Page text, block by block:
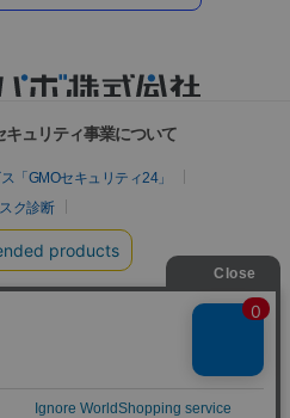
ュリティ事業について
「GMOセキュリティ24」
ク診断
リティ byイエラエ）